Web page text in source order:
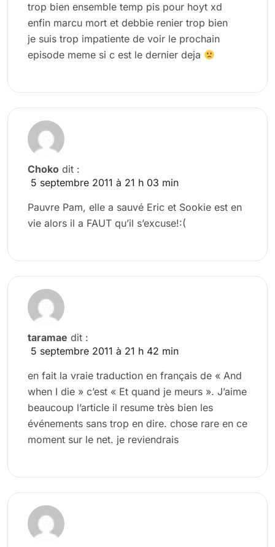
trop bien ensemble temp pis pour hoyt xd
enfin marcu mort et debbie renier trop bien
je suis trop impatiente de voir le prochain
episode meme si c est le dernier deja
Choko dit :
5 septembre 2011 à 21 h 03 min
Pauvre Pam, elle a sauvé Eric et Sookie est en
vie alors il a FAUT qu’il s’excuse!:(
taramae dit :
5 septembre 2011 à 21 h 42 min
en fait la vraie traduction en français de « And
when I die » c’est « Et quand je meurs ». J’aime
beaucoup l’article il resume très bien les
événements sans trop en dire. chose rare en ce
moment sur le net. je reviendrais